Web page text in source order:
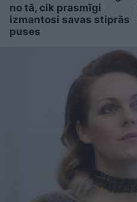
no tā, cik prasmīgi
izmantosi savas stiprās
puses